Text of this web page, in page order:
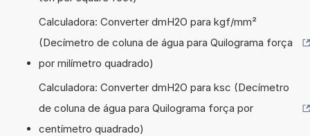
Calculadora: Converter dmH2O para kgf/mm²
(Decímetro de coluna de água para Quilograma força
por milímetro quadrado)
Calculadora: Converter dmH2O para ksc (Decímetro
de coluna de água para Quilograma força por
centímetro quadrado)